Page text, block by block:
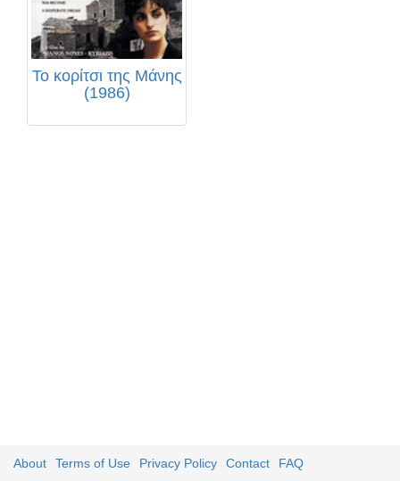
Το κορίτσι της Μάνης
(1986)
About Terms of Use Privacy Policy Contact FAQ